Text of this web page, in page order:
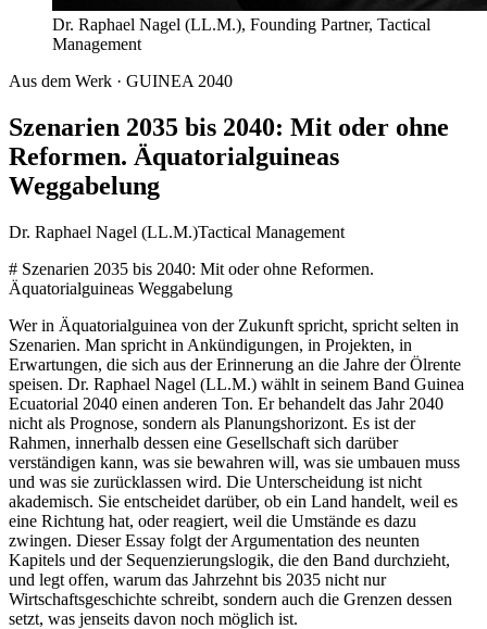
Dr. Raphael Nagel (LL.M.), Founding Partner, Tactical
Management
Aus dem Werk · GUINEA 2040
Szenarien 2035 bis 2040: Mit oder ohne
Reformen. Äquatorialguineas
Weggabelung
Dr. Raphael Nagel (LL.M.)Tactical Management
# Szenarien 2035 bis 2040: Mit oder ohne Reformen.
Äquatorialguineas Weggabelung
Wer in Äquatorialguinea von der Zukunft spricht, spricht selten in
Szenarien. Man spricht in Ankündigungen, in Projekten, in
Erwartungen, die sich aus der Erinnerung an die Jahre der Ölrente
speisen. Dr. Raphael Nagel (LL.M.) wählt in seinem Band Guinea
Ecuatorial 2040 einen anderen Ton. Er behandelt das Jahr 2040
nicht als Prognose, sondern als Planungshorizont. Es ist der
Rahmen, innerhalb dessen eine Gesellschaft sich darüber
verständigen kann, was sie bewahren will, was sie umbauen muss
und was sie zurücklassen wird. Die Unterscheidung ist nicht
akademisch. Sie entscheidet darüber, ob ein Land handelt, weil es
eine Richtung hat, oder reagiert, weil die Umstände es dazu
zwingen. Dieser Essay folgt der Argumentation des neunten
Kapitels und der Sequenzierungslogik, die den Band durchzieht,
und legt offen, warum das Jahrzehnt bis 2035 nicht nur
Wirtschaftsgeschichte schreibt, sondern auch die Grenzen dessen
setzt, was jenseits davon noch möglich ist.